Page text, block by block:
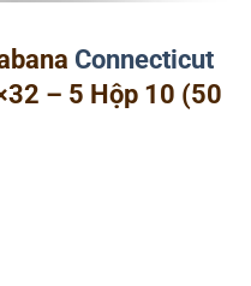
Connecticut
– 5 Hộp 10 (50